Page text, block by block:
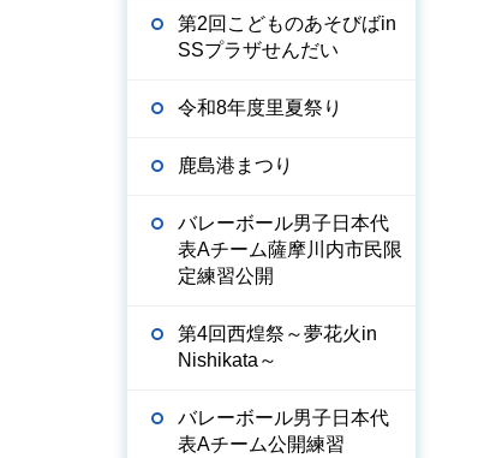
第2回こどものあそびばin
SSプラザせんだい
令和8年度里夏祭り
鹿島港まつり
バレーボール男子日本代
表Aチーム薩摩川内市民限
定練習公開
第4回西煌祭～夢花火in
Nishikata～
バレーボール男子日本代
表Aチーム公開練習